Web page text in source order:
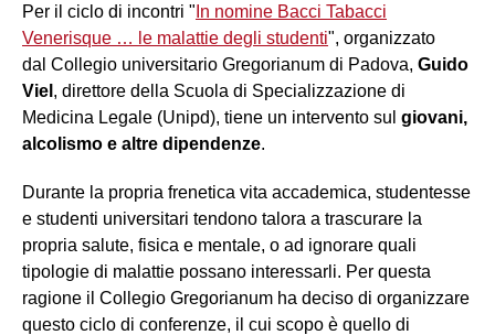
Per il ciclo di incontri " In nomine Bacci Tabacci
Venerisque … le malattie degli studenti", organizzato
dal Collegio universitario Gregorianum di Padova, Guido
Viel , direttore della Scuola di Specializzazione di
Medicina Legale (Unipd), tiene un intervento sul giovani,
alcolismo e altre dipendenze.
Durante la propria frenetica vita accademica, studentesse
e studenti universitari tendono talora a trascurare la
propria salute, fisica e mentale, o ad ignorare quali
tipologie di malattie possano interessarli. Per questa
ragione il Collegio Gregorianum ha deciso di organizzare
questo ciclo di conferenze, il cui scopo è quello di